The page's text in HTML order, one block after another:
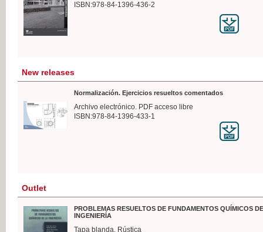
ISBN:978-84-1396-436-2
New releases
Normalización. Ejercicios resueltos comentados
Archivo electrónico. PDF acceso libre
ISBN:978-84-1396-433-1
Outlet
PROBLEMAS RESUELTOS DE FUNDAMENTOS QUÍMICOS
INGENIERÍA
Tapa blanda. Rústica